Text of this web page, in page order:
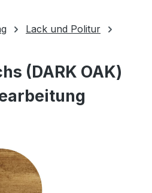
Lack und Politur
(DARK OAK)